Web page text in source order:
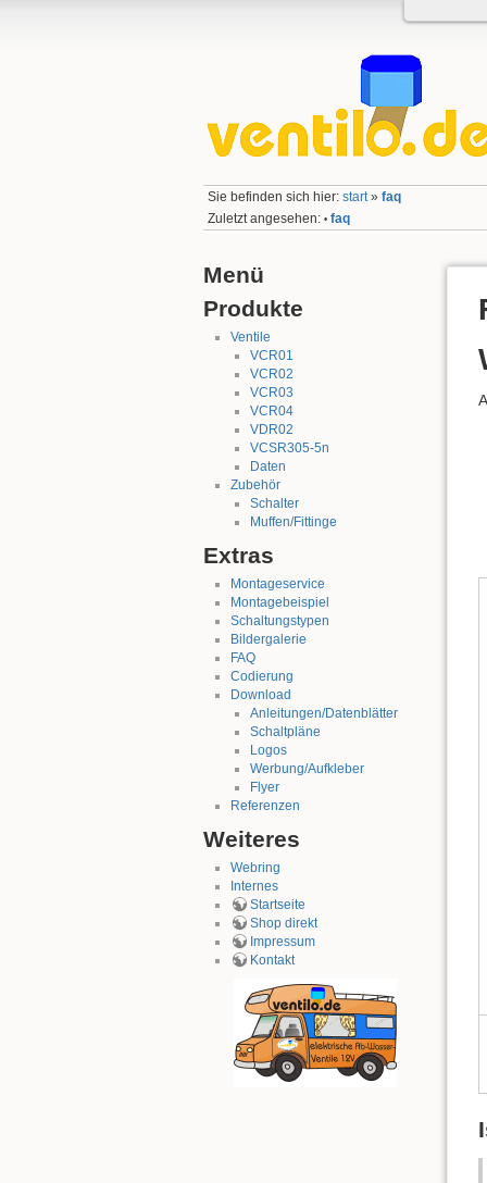
Sie befinden sich hier:start»faq
Zuletzt angesehen: • faq
Menü
Produkte
Ventile
VCR01
VCR02
VCR03
VCR04
VDR02
VCSR305-5n
Daten
Zubehör
Schalter
Muffen/Fittinge
Extras
Montageservice
Montagebeispiel
Schaltungstypen
Bildergalerie
FAQ
Codierung
Download
Anleitungen/Datenblätter
Schaltpläne
Logos
Werbung/Aufkleber
Flyer
Referenzen
Weiteres
Webring
Internes
Startseite
Shop direkt
Impressum
Kontakt